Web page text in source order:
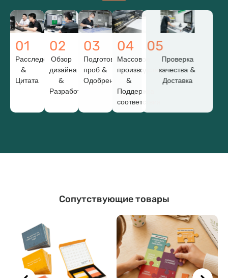
01
Расследование
&
Цитата
02
Обзор
дизайна
&
Разработка
03
Подготовка
проб &
Одобрение
04
Массовое
производство
&
Поддержка
соответствия
05
Проверка
качества &
Доставка
Сопутствующие товары